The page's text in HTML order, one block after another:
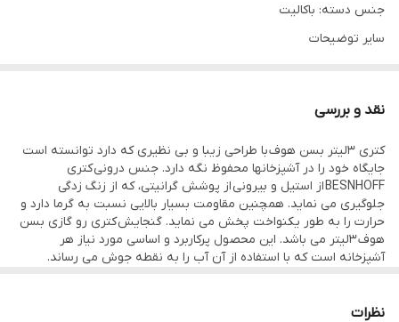
جنس دسته: باکالیت
سایر توضیحات
برقی_سوتی
رنگ زرشکی
نقد و بررسی
کتری ۳لیتر بسن هوف با طراحی زیبا و بی نظیری که دارد توانسته است
جایگاه خود را در آشپزخانها محفوظ نگه دارد. جنس درونی کتری
BESNHOFF از استیل و بیرونی از پوشش گرانیتی، که از زنگ زدگی
جلوگیری می نماید. همچنین مقاومت بسیار بالایی نسبت به گرما دارد و
حرارت را به طور یکنواخت پخش می نماید. گنجایش کتری رو گازی بسن
هوف ۳لیتر می باشد. این محصول پرکاربرد و اساسی مورد نیاز هر
آشپزخانه است که با استفاده از آن آب را به نقطه جوش می رساند.
ایمنی بسیار بالایی دارد و دست شما رو نمی سوزاند. پلاستیک باکالیت در
نظرات